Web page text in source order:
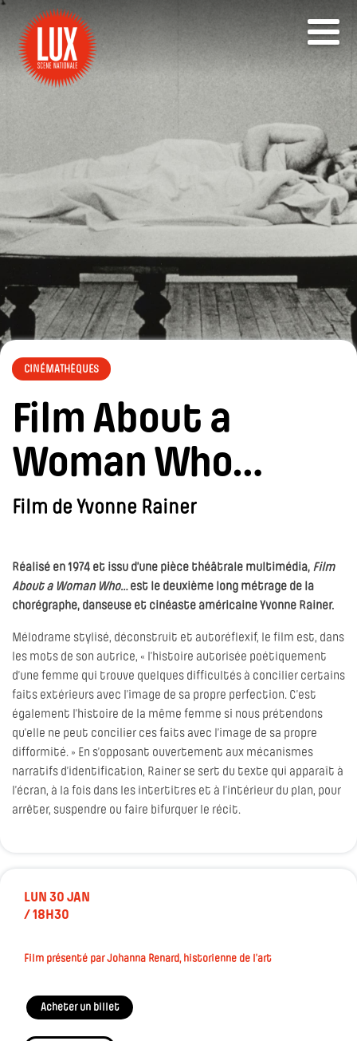
CINÉMATHÈQUES
Film About a
Woman Who…
Film de Yvonne Rainer
Réalisé en 1974 et issu d’une pièce théâtrale multimédia, Film
About a Woman Who…est le deuxième long métrage de la
chorégraphe, danseuse et cinéaste américaine Yvonne Rainer.
Mélodrame stylisé, déconstruit et autoréflexif, le film est, dans
les mots de son autrice, « l’histoire autorisée poétiquement
d’une femme qui trouve quelques difficultés à concilier certains
faits extérieurs avec l’image de sa propre perfection. C’est
également l’histoire de la même femme si nous prétendons
qu’elle ne peut concilier ces faits avec l’image de sa propre
difformité. » En s’opposant ouvertement aux mécanismes
narratifs d’identification, Rainer se sert du texte qui apparaît à
l’écran, à la fois dans les intertitres et à l’intérieur du plan, pour
arrêter, suspendre ou faire bifurquer le récit.
LUN 30 JAN
/ 18H30
Film présenté par Johanna Renard, historienne de l’art
Acheter un billet